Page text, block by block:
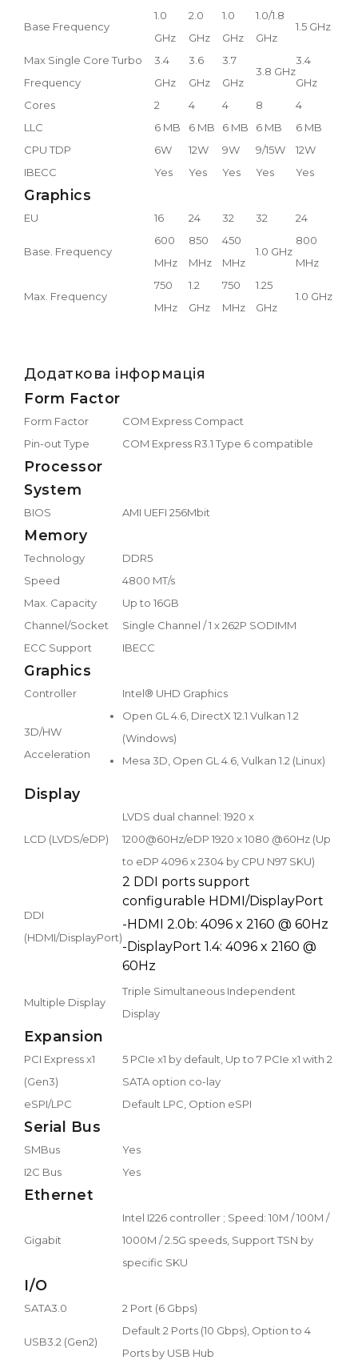
Base Frequency
1.0
GHz
2.0
GHz
1.0
GHz
1.0/1.8
GHz
1.5 GHz
Max Single Core Turbo
Frequency
3.4
GHz
3.6
GHz
3.7
GHz
3.8 GHz
3.4
GHz
Cores
2 4 4 8
4
LLC
6 MB 6 MB 6 MB 6 MB
6 MB
CPU TDP
6W 12W 9W 9/15W
12W
IBECC
Yes Yes Yes Yes Yes
Graphics
EU 16 24 32 32 24
Base. Frequency
600
MHz
850
MHz
450
MHz
1.0 GHz
800
MHz
Max. Frequency
750
MHz
1.2
GHz
750
MHz
1.25
GHz
1.0 GHz
Додаткова інформація
Form Factor
Form Factor
COM Express Compact
Pin-out Type
COM Express R3.1 Type 6 compatible
Processor
System
BIOS AMI UEFI 256Mbit
Memory
Technology
DDR5
Speed
4800 MT/s
Max. Capacity
Up to 16GB
Channel/Socket
Single Channel / 1 x 262P SODIMM
ECC Support
IBECC
Graphics
Controller Intel® UHD Graphics
3D/HW
Acceleration
Open GL 4.6, DirectX 12.1 Vulkan 1.2
(Windows)
Mesa 3D, Open GL 4.6, Vulkan 1.2 (Linux)
Display
LCD (LVDS/eDP)
LVDS dual channel: 1920 x
1200@60Hz/eDP 1920 x 1080 @60Hz (Up
to eDP 4096 x 2304 by CPU N97 SKU)
DDI
(HDMI/DisplayPort)
2 DDI ports support
configurable HDMI/DisplayPort
-HDMI 2.0b: 4096 x 2160 @ 60Hz
-DisplayPort 1.4: 4096 x 2160 @
60Hz
Multiple Display
Triple Simultaneous Independent
Display
Expansion
PCI Express x1
(Gen3)
5 PCIe x1 by default, Up to 7 PCIe x1 with 2
SATA option co-lay
eSPI/LPC
Default LPC, Option eSPI
Serial Bus
SMBus
Yes
I2C Bus
Yes
Ethernet
Gigabit
Intel I226 controller ; Speed: 10M / 100M /
1000M / 2.5G speeds, Support TSN by
specific SKU
I/O
SATA3.0 2 Port (6 Gbps)
USB3.2 (Gen2)
Default 2 Ports (10 Gbps), Option to 4
Ports by USB Hub